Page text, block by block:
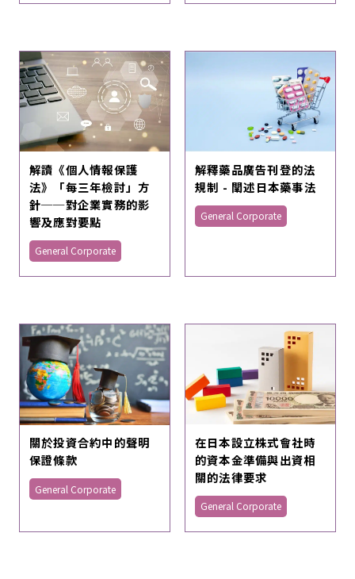
解讀《個人情報保護
法》「每三年檢討」方
針──對企業實務的影
響及應對要點
General Corporate
解釋藥品廣告刊登的法
規制 - 闡述日本藥事法
General Corporate
關於投資合約中的聲明
保證條款
General Corporate
在日本設立株式會社時
的資本金準備與出資相
關的法律要求
General Corporate